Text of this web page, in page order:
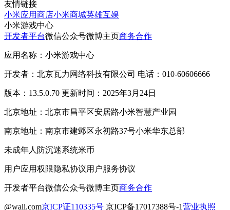
友情链接
小米应用商店小米商城英雄互娱
小米游戏中心
开发者平台微信公众号微博主页商务合作
应用名称：小米游戏中心
开发者：北京瓦力网络科技有限公司 电话：010-60606666
版本：13.5.0.70 更新时间：2025年3月24日
北京地址：北京市昌平区安居路小米智慧产业园
南京地址：南京市建邺区永初路37号小米华东总部
未成年人防沉迷系统米币
用户应用权限隐私协议用户服务协议
开发者平台微信公众号微博主页商务合作
@wali.com京ICP证110335号 京ICP备17017388号-1营业执照